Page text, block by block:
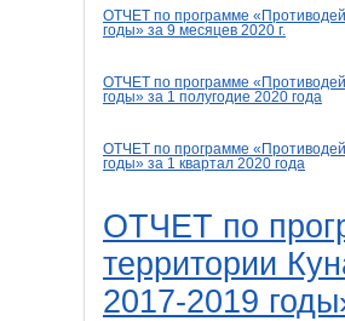
ОТЧЕТ по программе
годы» за 9 месяцев 2020 г.
ОТЧЕТ по программе
годы» за 1 полугодие 2020 года
ОТЧЕТ по программе
годы» за 1 квартал 2020 года
ОТЧЕТ по
территории
2017-2019